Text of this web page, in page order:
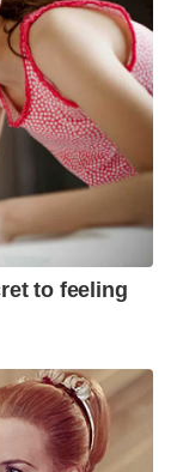
to feeling